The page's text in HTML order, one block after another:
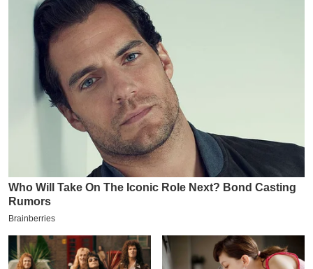
2
6
क्रा
इ
म